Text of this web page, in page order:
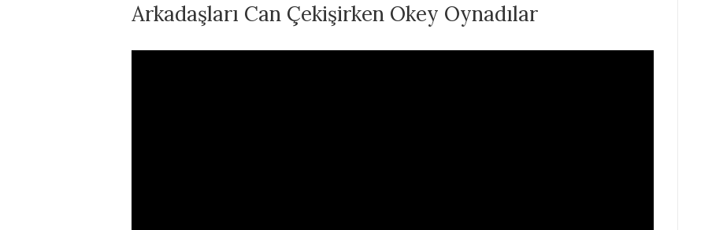
Arkadaşları Can Çekişirken Okey Oynadılar